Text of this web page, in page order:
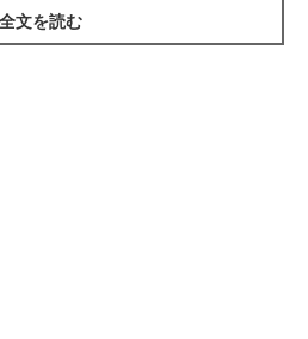
すぎるハグ
全文を読む